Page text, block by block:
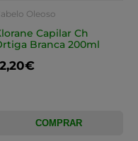
Oleoso
Capilar Ch
Branca 200ml
COMPRAR